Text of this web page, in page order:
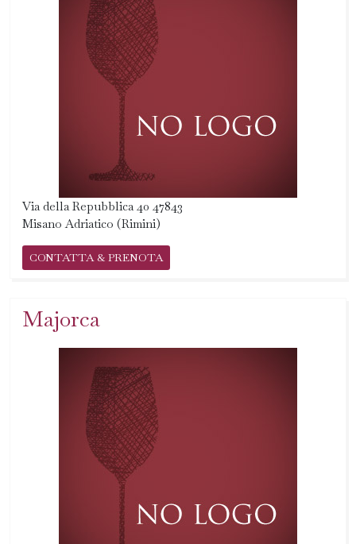
Via della Repubblica 40 47843
Misano Adriatico (Rimini)
CONTATTA & PRENOTA
Majorca